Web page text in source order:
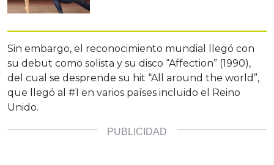
Sin embargo, el reconocimiento mundial llegó con
su debut como solista y su disco “Affection” (1990),
del cual se desprende su hit “All around the world”,
que llegó al #1 en varios países incluido el Reino
Unido.